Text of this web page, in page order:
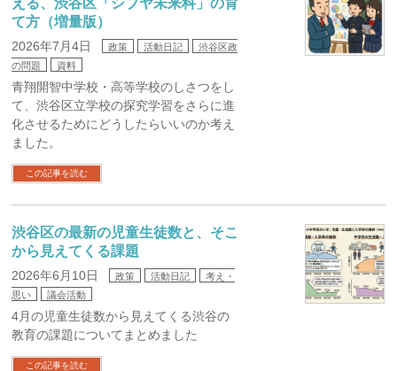
える、渋谷区「シブヤ未来科」の育
て方（増量版）
2026年7月4日 政策 活動日記
渋谷区政
の問題
資料
青翔開智中学校・高等学校のしさつをし
て、渋谷区立学校の探究学習をさらに進
化させるためにどうしたらいいのか考え
ました。
この記事を読む
渋谷区の最新の児童生徒数と、そこ
から見えてくる課題
2026年6月10日 政策 活動日記
考え・
思い
議会活動
4月の児童生徒数から見えてくる渋谷の
教育の課題についてまとめました
この記事を読む